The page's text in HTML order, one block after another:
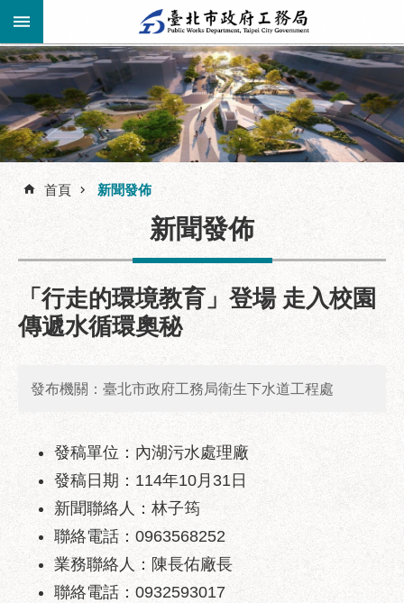
跳到主要內容區塊
進
階
搜
公
告
資
訊
服
機
關
介
務
訊
政
府
首頁 新聞發佈
新聞發佈
「行走的環境教育」登場 走入校園
傳遞水循環奧秘
發布機關：臺北市政府工務局衛生下水道工程處
發稿單位：內湖污水處理廠
發稿日期：114年10月31日
新聞聯絡人：林子筠
聯絡電話：0963568252
業務聯絡人：陳長佑廠長
聯絡電話：0932593017